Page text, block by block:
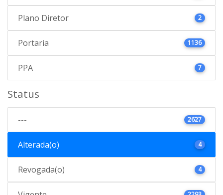
Plano Diretor 2
Portaria 1136
PPA 7
Status
--- 2627
Alterada(o) 4
Revogada(o) 4